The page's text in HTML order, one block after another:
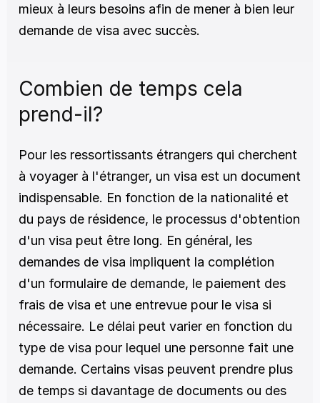
mieux à leurs besoins afin de mener à bien leur
demande de visa avec succès.
Combien de temps cela
prend-il?
Pour les ressortissants étrangers qui cherchent
à voyager à l'étranger, un visa est un document
indispensable. En fonction de la nationalité et
du pays de résidence, le processus d'obtention
d'un visa peut être long. En général, les
demandes de visa impliquent la complétion
d'un formulaire de demande, le paiement des
frais de visa et une entrevue pour le visa si
nécessaire. Le délai peut varier en fonction du
type de visa pour lequel une personne fait une
demande. Certains visas peuvent prendre plus
de temps si davantage de documents ou des